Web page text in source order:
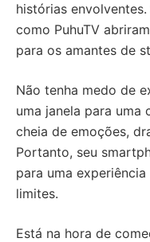
histórias
como PuhuTV
para os amantes de
Não tenha medo de
uma janela para uma
cheia de emoções,
Portanto, seu
para uma
limites.
Está na hora de